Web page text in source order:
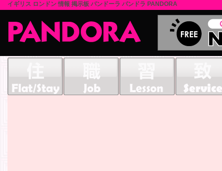
イギリス ロンドン 情報 掲示板 パンドーラ パンドラ PANDORA